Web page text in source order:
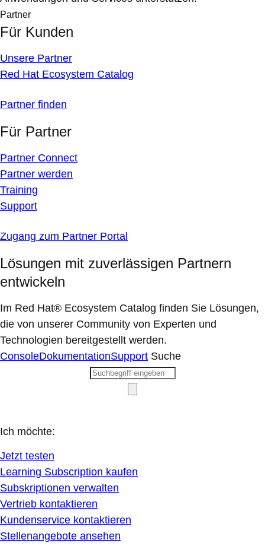
Partner
Für Kunden
Unsere Partner
Red Hat Ecosystem Catalog
Partner finden
Für Partner
Partner Connect
Partner werden
Training
Support
Zugang zum Partner Portal
Lösungen mit zuverlässigen Partnern
entwickeln
Im Red Hat® Ecosystem Catalog finden Sie Lösungen,
die von unserer Community von Experten und
Technologien bereitgestellt werden.
ConsoleDokumentationSupport Suche
Ich möchte:
Jetzt testen
Learning Subscription kaufen
Subskriptionen verwalten
Vertrieb kontaktieren
Kundenservice kontaktieren
Stellenangebote ansehen